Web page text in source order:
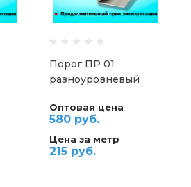
Порог ПР 01
разноуровневый
Оптовая цена
580 руб.
Цена за метр
215 руб.